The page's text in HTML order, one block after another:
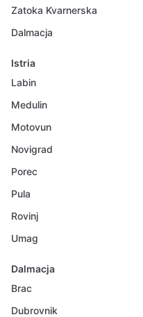
Zatoka Kvarnerska
Dalmacja
Istria
Labin
Medulin
Motovun
Novigrad
Porec
Pula
Rovinj
Umag
Dalmacja
Brac
Dubrovnik